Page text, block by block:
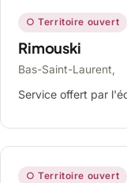
○ Territoire ouvert
Rimouski
Bas-Saint-Laurent,
Service offert par
○ Territoire ouvert